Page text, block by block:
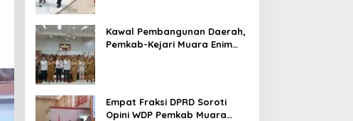
Kawal Pembangunan Daerah,
Pemkab-Kejari Muara Enim
Empat Fraksi DPRD Soroti
Opini WDP Pemkab Muara